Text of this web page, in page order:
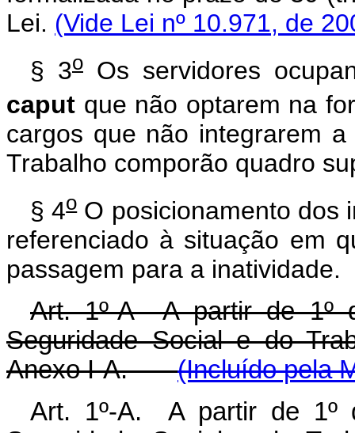
Lei. (Vide Lei nº 10.971, de
§ 3o Os servidores
caput que não optarem na
cargos que não integrarem
Trabalho comporão quadro
§ 4oO posicionamento dos
referenciado à situação em
passagem para a inatividade.
Art. 1º-A A partir de 1º
Seguridade Social e do
Anexo I-A.(Incluído pela
Art. 1º-A. A partir de 1º